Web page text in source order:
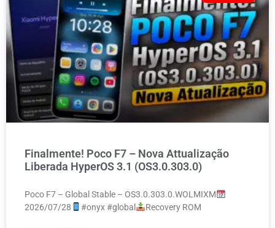
Finalmente! Poco F7 – Nova Attualização
Liberada HyperOS 3.1 (OS3.0.303.0)
Poco F7 – Global Stable – OS3.0.303.0.WOLMIXM
2026/07/28
#onyx #global Recovery ROM